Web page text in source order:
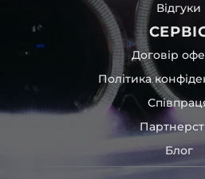
Відгуки
Договір
Політика
Блог